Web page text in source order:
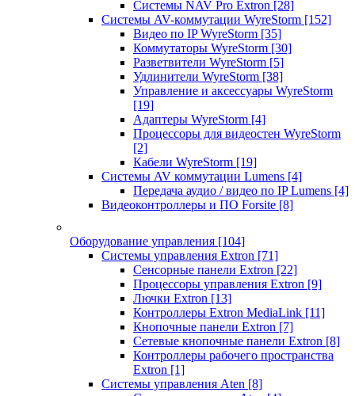
Системы NAV Pro Extron [28]
Системы AV-коммутации WyreStorm [152]
Видео по IP WyreStorm [35]
Коммутаторы WyreStorm [30]
Разветвители WyreStorm [5]
Удлинители WyreStorm [38]
Управление и аксессуары WyreStorm
[19]
Адаптеры WyreStorm [4]
Процессоры для видеостен WyreStorm
[2]
Кабели WyreStorm [19]
Системы AV коммутации Lumens [4]
Передача аудио / видео по IP Lumens [4]
Видеоконтроллеры и ПО Forsite [8]
Оборудование управления [104]
Системы управления Extron [71]
Сенсорные панели Extron [22]
Процессоры управления Extron [9]
Лючки Extron [13]
Контроллеры Extron MediaLink [11]
Кнопочные панели Extron [7]
Сетевые кнопочные панели Extron [8]
Контроллеры рабочего пространства
Extron [1]
Системы управления Aten [8]